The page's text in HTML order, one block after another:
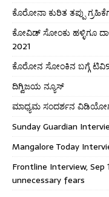
ಕೊರೋನಾ ಕುರಿತ ತಪ್ಪು
ಕೋವಿಡ್ ಸೋಂಕು ಹಳ್ಳಿಗೂ
2021
ಕೊರೋನ ಸೋಂಕಿನ ಬಗ್ಗೆ
ದಿಗ್ವಿಜಯ ನ್ಯೂಸ್
ಮಾಧ್ಯಮ ಸಂದರ್ಶನ
Sunday Guardian
Mangalore Today
Frontline Interview,
unnecessary fears